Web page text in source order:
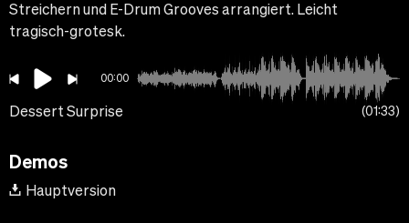
Streichern und E-Drum Grooves arrangiert. Leicht
tragisch-grotesk.
00:00
Dessert Surprise 01:33
Demos
Hauptversion